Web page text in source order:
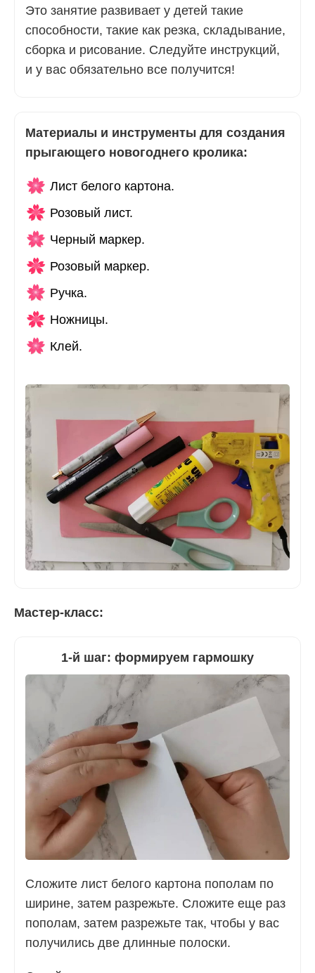
Это занятие развивает у детей такие
способности, такие как резка, складывание,
сборка и рисование. Следуйте инструкций,
и у вас обязательно все получится!
Материалы и инструменты для создания
прыгающего новогоднего кролика:
Лист белого картона.
Розовый лист.
Черный маркер.
Розовый маркер.
Ручка.
Ножницы.
Клей.
Мастер-класс:
1-й шаг: формируем гармошку
Сложите лист белого картона пополам по
ширине, затем разрежьте. Сложите еще раз
пополам, затем разрежьте так, чтобы у вас
получились две длинные полоски.